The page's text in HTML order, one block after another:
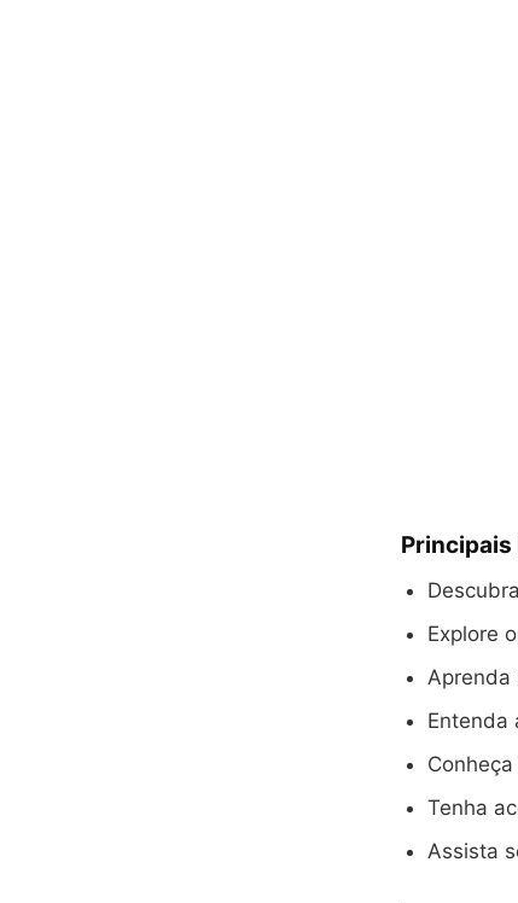
Principais
Explore
Aprenda
Entenda
Tenha
Assista